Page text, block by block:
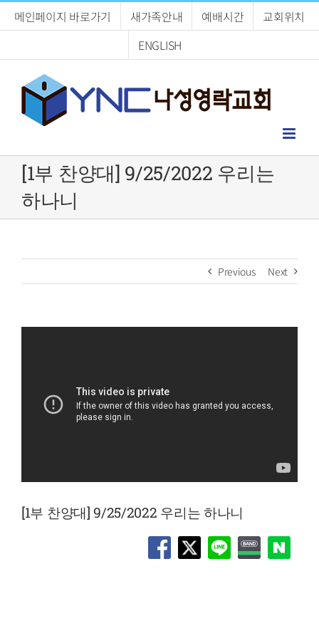
메인페이지 바로가기 새가족안내 예배시간
교회위치
ENGLISH
[1부 찬양대] 9/25/2022 우리는
하나니
Previous Next
[1부 찬양대] 9/25/2022 우리는 하나니